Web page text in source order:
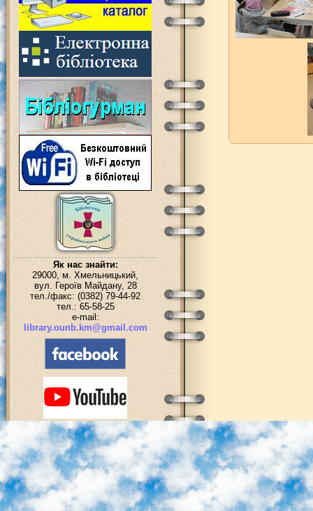
Як нас знайти:
29000, м. Хмельницький,
вул. Героїв Майдану, 28
тел./факс: (0382) 79-44-92
тел.: 65-58-25
e-mail:
library.ounb.km@gmail.com